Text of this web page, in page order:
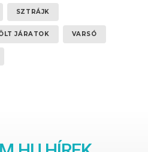
SZTRÁJK
JÁRATOK VARSÓ